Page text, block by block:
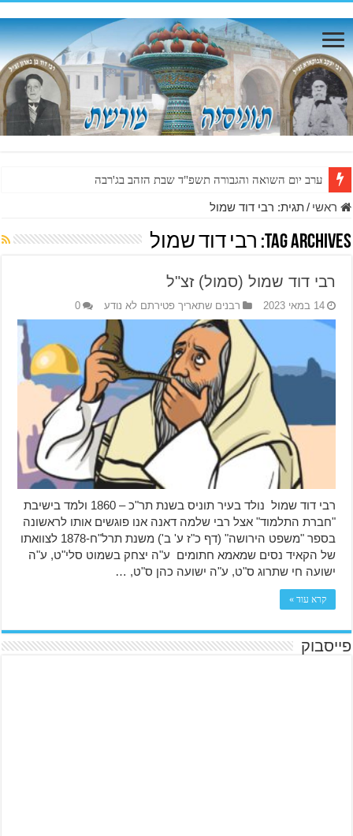
ערב יום השואה והגבורה תשפ"ד שבת הזהב בג'רבה
ראשי /תגית: רבי דוד שמול
Tag Archives: רבי דוד שמול
רבי דוד שמול (סמול) זצ"ל
14 במאי 2023 רבנים שתאריך פטירתם לא נודע 0
רבי דוד שמול נולד בעיר תוניס בשנת תר"כ – 1860 ולמד בישיבת
"חברת התלמוד" אצל רבי שלמה דאנה אנו פוגשים אותו לראשונה
בספר "משפט הירושה" (דף כ"ז ע' ב') משנת תרל"ח-1878 לצוואתו
של הקאיד נסים שמאמא חתומים ע"ה יצחק בשמוט סלי"ט, ע"ה
ישועה חי שתרוג ס"ט, ע"ה ישועה כהן ס"ט, …
קרא עוד »
פייסבוק